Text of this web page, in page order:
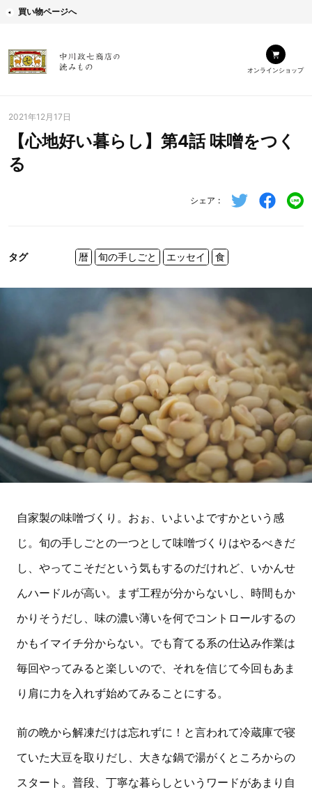
買い物ページへ
オンラインショップ
2021年12月17日
【心地好い暮らし】第4話 味噌をつく
る
シェア
タグ 暦 旬の手しごと エッセイ 食
自家製の味噌づくり。おぉ、いよいよですかという感
じ。旬の手しごとの一つとして味噌づくりはやるべきだ
し、やってこそだという気もするのだけれど、いかんせ
んハードルが高い。まず工程が分からないし、時間もか
かりそうだし、味の濃い薄いを何でコントロールするの
かもイマイチ分からない。でも育てる系の仕込み作業は
毎回やってみると楽しいので、それを信じて今回もあま
り肩に力を入れず始めてみることにする。
前の晩から解凍だけは忘れずに！と言われて冷蔵庫で寝
ていた大豆を取りだし、大きな鍋で湯がくところからの
スタート。普段、丁寧な暮らしというワードがあまり自